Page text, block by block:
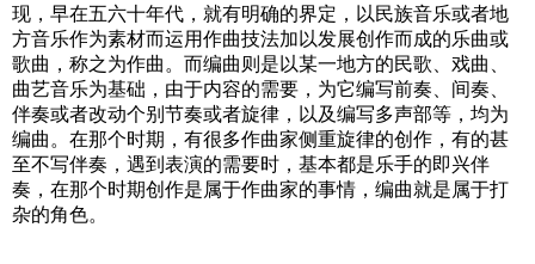
现，早在五六十年代，就有明确的界定，以民族音乐或者地
方音乐作为素材而运用作曲技法加以发展创作而成的乐曲或
歌曲，称之为作曲。而编曲则是以某一地方的民歌、戏曲、
曲艺音乐为基础，由于内容的需要，为它编写前奏、间奏、
伴奏或者改动个别节奏或者旋律，以及编写多声部等，均为
编曲。在那个时期，有很多作曲家侧重旋律的创作，有的甚
至不写伴奏，遇到表演的需要时，基本都是乐手的即兴伴
奏，在那个时期创作是属于作曲家的事情，编曲就是属于打
杂的角色。